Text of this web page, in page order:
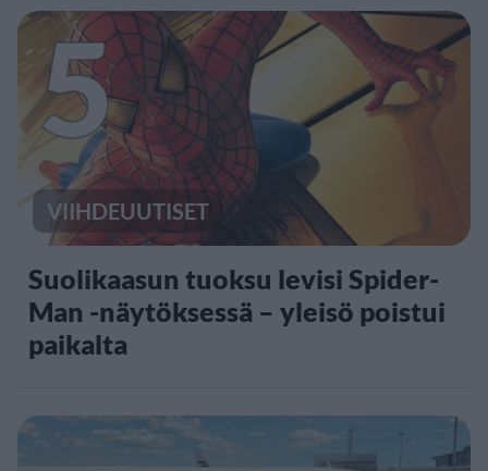
5
VIIHDEUUTISET
Suolikaasun tuoksu levisi Spider-
Man -näytöksessä – yleisö poistui
paikalta